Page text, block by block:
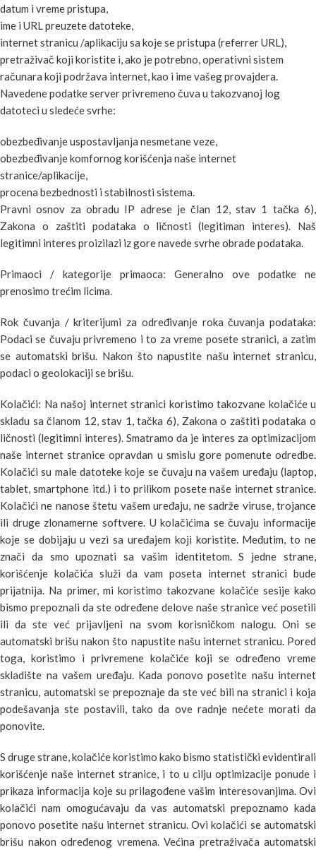
datum i vreme pristupa,
ime i URL preuzete datoteke,
internet stranicu /aplikaciju sa koje se pristupa (referrer URL),
pretraživač koji koristite i, ako je potrebno, operativni sistem
računara koji podržava internet, kao i ime vašeg provajdera.
Navedene podatke server privremeno čuva u takozvanoj log
datoteci u sledeće svrhe:
obezbeđivanje uspostavljanja nesmetane veze,
obezbeđivanje komfornog korišćenja naše internet
stranice/aplikacije,
procena bezbednosti i stabilnosti sistema.
Pravni osnov za obradu IP adrese je član 12, stav 1 tačka 6),
Zakona o zaštiti podataka o ličnosti (legitiman interes). Naš
legitimni interes proizilazi iz gore navede svrhe obrade podataka.
Primaoci / kategorije primaoca: Generalno ove podatke ne
prenosimo trećim licima.
Rok čuvanja / kriterijumi za određivanje roka čuvanja podataka:
Podaci se čuvaju privremeno i to za vreme posete stranici, a zatim
se automatski brišu. Nakon što napustite našu internet stranicu,
podaci o geolokaciji se brišu.
Kolačići: Na našoj internet stranici koristimo takozvane kolačiće u
skladu sa članom 12, stav 1, tačka 6), Zakona o zaštiti podataka o
ličnosti (legitimni interes). Smatramo da je interes za optimizacijom
naše internet stranice opravdan u smislu gore pomenute odredbe.
Kolačići su male datoteke koje se čuvaju na vašem uređaju (laptop,
tablet, smartphone itd.) i to prilikom posete naše internet stranice.
Kolačići ne nanose štetu vašem uređaju, ne sadrže viruse, trojance
ili druge zlonamerne softvere. U kolačićima se čuvaju informacije
koje se dobijaju u vezi sa uređajem koji koristite. Međutim, to ne
znači da smo upoznati sa vašim identitetom. S jedne strane,
korišćenje kolačića služi da vam poseta internet stranici bude
prijatnija. Na primer, mi koristimo takozvane kolačiće sesije kako
bismo prepoznali da ste određene delove naše stranice već posetili
ili da ste već prijavljeni na svom korisničkom nalogu. Oni se
automatski brišu nakon što napustite našu internet stranicu. Pored
toga, koristimo i privremene kolačiće koji se određeno vreme
skladište na vašem uređaju. Kada ponovo posetite našu internet
stranicu, automatski se prepoznaje da ste već bili na stranici i koja
podešavanja ste postavili, tako da ove radnje nećete morati da
ponovite.
S druge strane, kolačiće koristimo kako bismo statistički evidentirali
korišćenje naše internet stranice, i to u cilju optimizacije ponude i
prikaza informacija koje su prilagođene vašim interesovanjima. Ovi
kolačići nam omogućavaju da vas automatski prepoznamo kada
ponovo posetite našu internet stranicu. Ovi kolačići se automatski
brišu nakon određenog vremena. Većina pretraživača automatski